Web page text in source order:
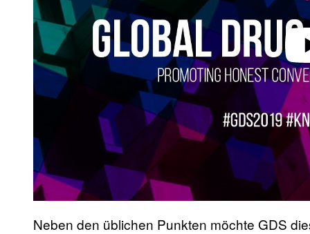
Neben den üblichen Punkten möchte GDS